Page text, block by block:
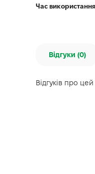
Час використання
Відгуки (0)
Відгуків про